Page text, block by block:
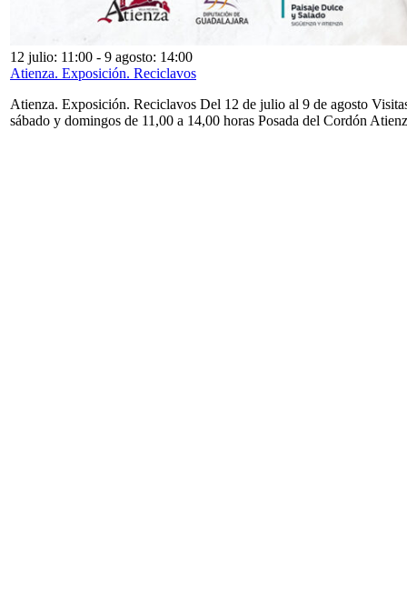
12 julio: 11:00 - 9 agosto: 14:00
Atienza. Exposición. Reciclavos
Atienza. Exposición. Reciclavos Del 12 de julio al 9 de agosto
sábado y domingos de 11,00 a 14,00 horas Posada del Cordón